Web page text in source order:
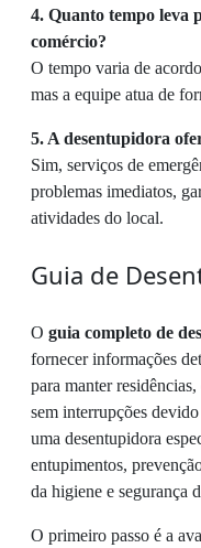
4. Quanto tempo leva
comércio?
O tempo varia de
mas a equipe atua de
5. A desentupidora
Sim, serviços de
problemas imediatos,
atividades do local.
Guia de
O guia completo de
fornecer informações
para manter
sem interrupções
uma desentupidora
entupimentos,
da higiene e segurança
O primeiro passo é a